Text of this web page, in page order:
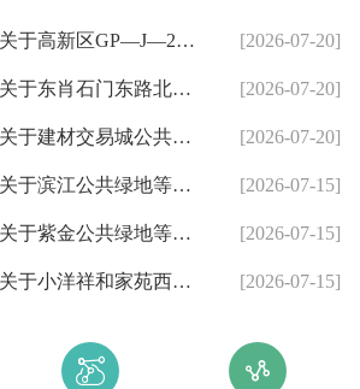
[2026-07-20]
龙岩市人民政府关于高新区GP—J—26地块控制性详细规划的批复
[2026-07-20]
龙岩市人民政府关于东肖石门东路北侧等3个地块项目控制性详细规划调整方案的批复
[2026-07-20]
龙岩市人民政府关于建材交易城公共停车场等项目用地延长开工期限的批复
[2026-07-15]
龙岩市人民政府关于滨江公共绿地等项目用地延长开工期限的批复
[2026-07-15]
龙岩市人民政府关于紫金公共绿地等项目用地延长开工期限的批复
[2026-07-15]
龙岩市人民政府关于小洋祥和家苑西侧（爱亭路—双洋路）道路工程控制性详细规划的批复
 